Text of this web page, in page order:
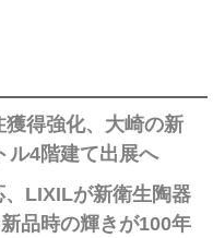
得強化、大崎の新
ル4階建て出展へ
、LIXILが新衛生陶器
品時の輝きが100年